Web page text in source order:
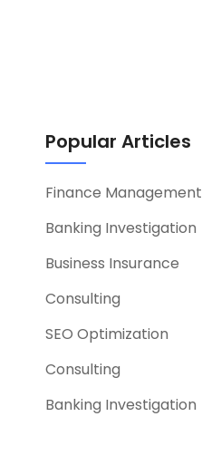
Popular Articles
Finance Management
Banking Investigation
Business Insurance
Consulting
SEO Optimization
Consulting
Banking Investigation